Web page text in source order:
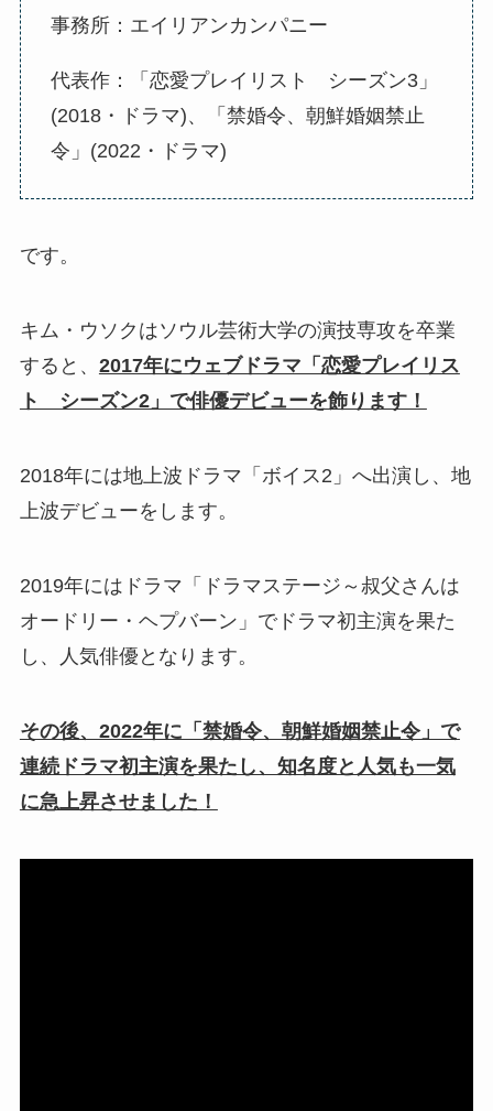
事務所：エイリアンカンパニー
代表作：「恋愛プレイリスト シーズン3」
(2018・ドラマ)、「禁婚令、朝鮮婚姻禁止
令」(2022・ドラマ)
です。
キム・ウソクはソウル芸術大学の演技専攻を卒業
すると、 2017年にウェブドラマ「恋愛プレイリス
ト シーズン2」で俳優デビューを飾ります！
2018年には地上波ドラマ「ボイス2」へ出演し、地
上波デビューをします。
2019年にはドラマ「 ドラマステージ～叔父さんは
オードリー・ヘプバーン 」でドラマ初主演を果た
し、人気俳優となります。
その後、2022年に「禁婚令、朝鮮婚姻禁止令」で
連続ドラマ初主演を果たし、知名度と人気も一気
に急上昇させました！